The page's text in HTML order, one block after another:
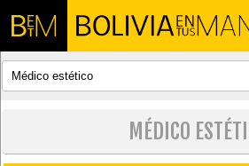
MÉDICO